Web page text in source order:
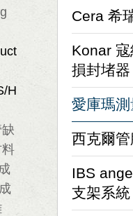
Cera 希
Konar
損封堵器
愛庫瑪
西克爾
IBS
支架系統
sizing%20ballon/
H0001D.aspx?